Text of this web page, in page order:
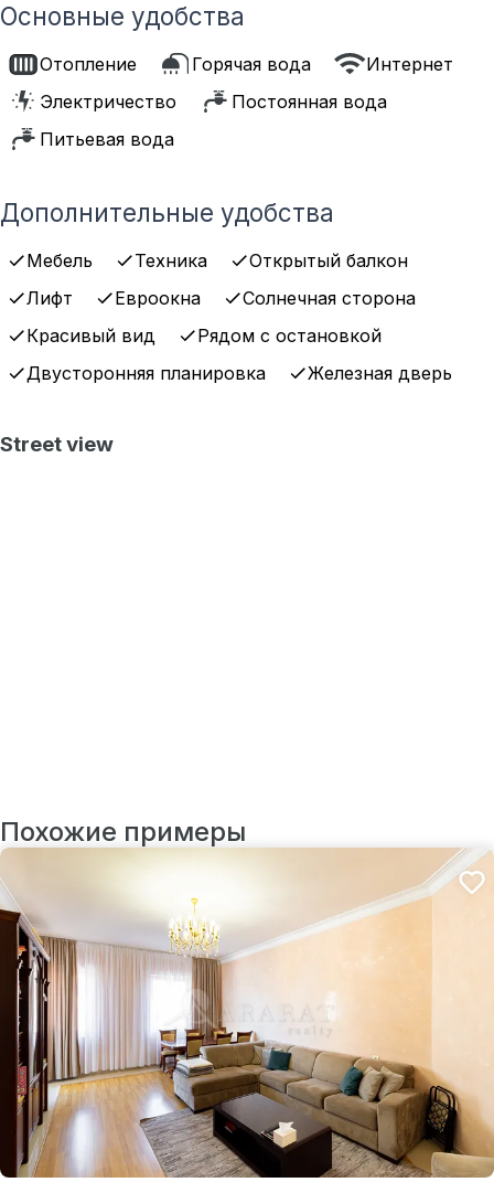
Основные удобства
Отопление Горячая вода
Интернет
Электричество
Постоянная вода
Питьевая вода
Дополнительные удобства
Мебель Техника
Открытый балкон
Лифт
Евроокна
Солнечная сторона
Красивый вид
Рядом с остановкой
Двусторонняя планировка
Железная дверь
Street view
Похожие примеры